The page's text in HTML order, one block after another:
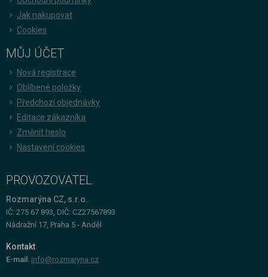
Jak nakupovat
Cookies
MŮJ ÚČET
Nová registrace
Oblíbené položky
Předchozí objednávky
Editace zákazníka
Změnit heslo
Nastavení cookies
PROVOZOVATEL
Rozmarýna CZ, s.r.o.
IČ: 275 67 893, DIČ: CZ27567893
Nádražní 17, Praha 5 - Anděl
Kontakt
E-mail: info@rozmaryna.cz